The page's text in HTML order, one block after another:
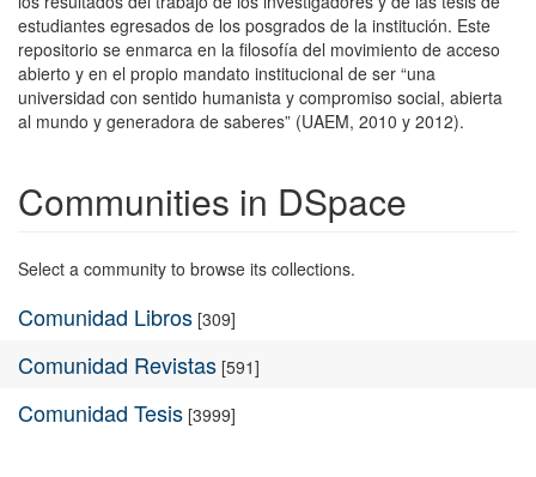
estudiantes egresados de los posgrados de la institución. Este
repositorio se enmarca en la filosofía del movimiento de acceso
abierto y en el propio mandato institucional de ser “una
universidad con sentido humanista y compromiso social, abierta
al mundo y generadora de saberes” (UAEM, 2010 y 2012).
Communities in DSpace
Select a community to browse its collections.
Comunidad Libros [309]
Comunidad Revistas [591]
Comunidad Tesis [3999]